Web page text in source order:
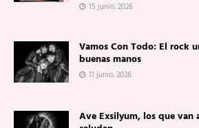
15 junio, 2026
Vamos Con Todo: El rock
buenas manos
11 junio, 2026
Ave Exsilyum, los que van